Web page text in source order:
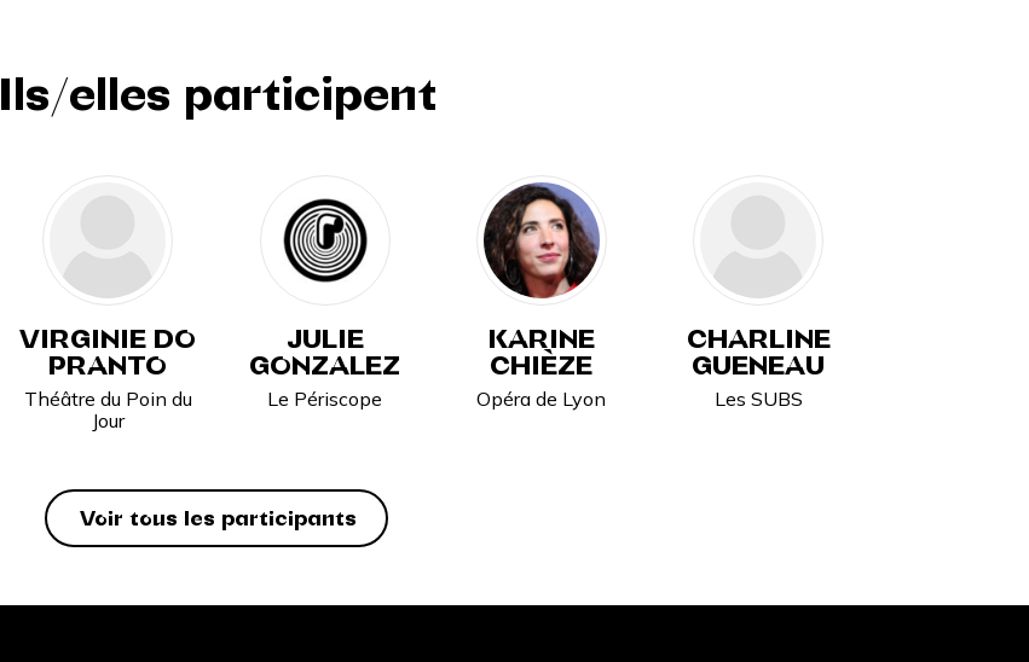
Ils/elles participent
VIRGINIE DO
PRANTO
Théâtre du Poin du
Jour
JULIE
GONZALEZ
Le Périscope
KARINE
CHIÈZE
Opéra de Lyon
CHARLINE
GUENEAU
Les SUBS
Voir tous les participants